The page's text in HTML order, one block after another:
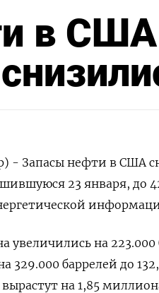
в
- Запасы нефти в США
⁠23 ​января, до
увеличились на
329.‍000 баррелей до
на 1,85